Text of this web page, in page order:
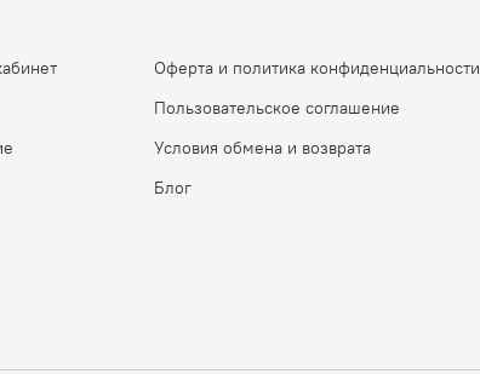
Оферта и политика конфиденциальности
Пользовательское соглашение
Условия обмена и возврата
Блог